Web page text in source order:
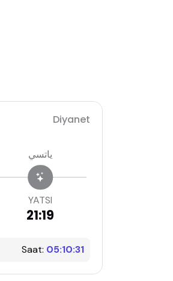
Diyanet
ياتسي
YATSI
21:19
Saat: 05:10:32